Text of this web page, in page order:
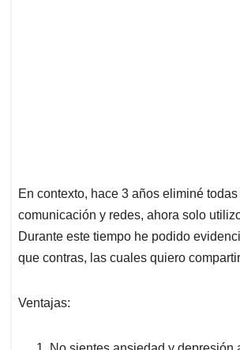
En contexto, hace 3 años eliminé
comunicación y redes, ahora solo
Durante este tiempo he podido
que contras, las cuales quiero
Ventajas: